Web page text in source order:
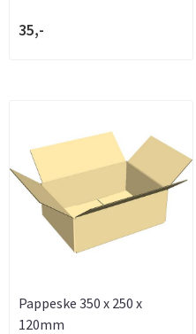
35,-
Pappeske 350 x 250 x
120mm